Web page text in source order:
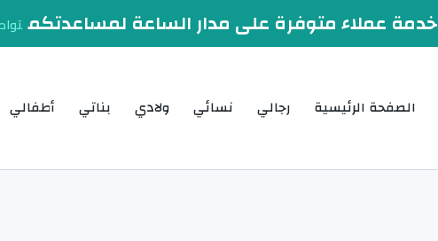
خدمة عملاء متوفرة على مدار الساعة لمساعدتكم
الصفحة الرئيسية رجالي نسائي ولادي بناتي أطفالي